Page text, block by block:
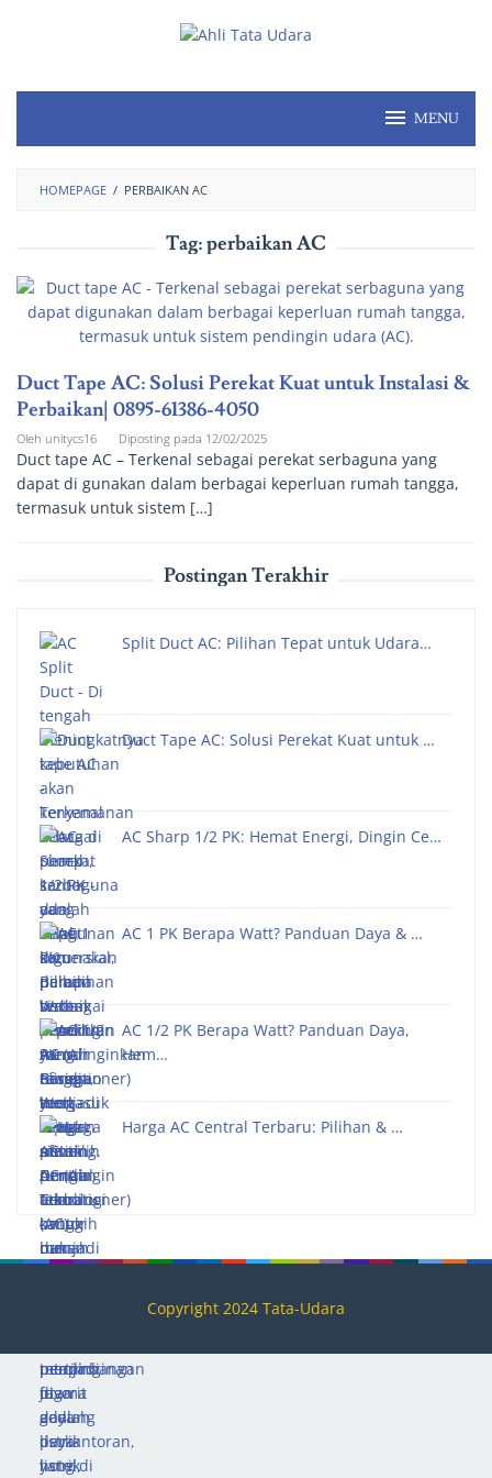
MENU
HOMEPAGE / PERBAIKAN AC
Tag:perbaikan AC
Duct Tape AC: Solusi Perekat Kuat untuk Instalasi &
Perbaikan| 0895-61386-4050
Oleh unitycs16 Diposting pada 12/02/2025
Duct tape AC – Terkenal sebagai perekat serbaguna yang
dapat di gunakan dalam berbagai keperluan rumah tangga,
termasuk untuk sistem […]
Postingan Terakhir
Split Duct AC: Pilihan Tepat untuk Udara…
Duct Tape AC: Solusi Perekat Kuat untuk …
AC Sharp 1/2 PK: Hemat Energi, Dingin Ce…
AC 1 PK Berapa Watt? Panduan Daya & …
AC 1/2 PK Berapa Watt? Panduan Daya,
Hem…
Harga AC Central Terbaru: Pilihan & …
Copyright 2024 Tata-Udara